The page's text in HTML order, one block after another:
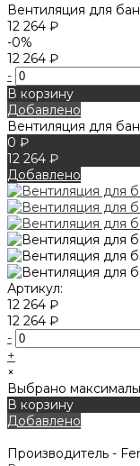
Вентиляция для
12 264 ₽
-0%
12 264 ₽
-
В корзину
Добавлено
Вентиляция для
0 ₽
12 264 ₽
Добавлено
Артикул:
12 264 ₽
12 264 ₽
-
+
×
Выбрано
В корзину
Добавлено
Производитель -